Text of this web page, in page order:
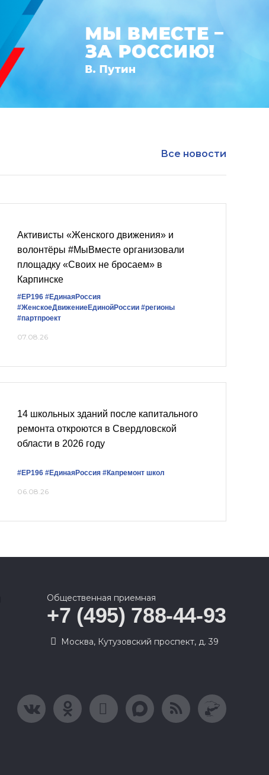
Все новости
Активисты «Женского движения» и
волонтёры #МыВместе организовали
площадку «Своих не бросаем» в
Карпинске
#ЕР196 #‎ЕдинаяРоссия
#ЖенскоеДвижениеЕдинойРоссии #регионы
#партпроект
07.08.26
14 школьных зданий после капитального
ремонта откроются в Свердловской
области в 2026 году
#ЕР196 #ЕдинаяРоссия #Капремонт школ
06.08.26
Общественная приемная
+7 (495) 788-44-93
Москва, Кутузовский проспект, д. 39